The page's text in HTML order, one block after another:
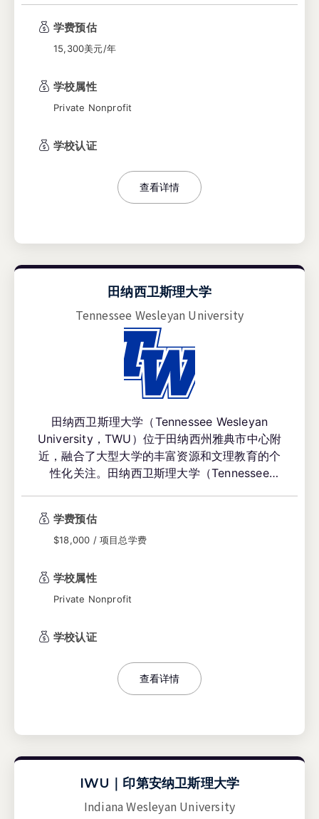
(SACSCOC) 的认证，具有授予学士、硕士和博
士学位的资格。这所大学为学生提供高质量的教
学费预估
15,300美元/年
学校属性
Private Nonprofit
学校认证
查看详情
田纳西卫斯理大学
Tennessee Wesleyan University
田纳西卫斯理大学（Tennessee Wesleyan
University，TWU）位于田纳西州雅典市中心附
近，融合了大型大学的丰富资源和文理教育的个
性化关注。田纳西卫斯理大学（Tennessee
学费预估
$18,000 / 项目总学费
学校属性
Private Nonprofit
学校认证
查看详情
IWU｜印第安纳卫斯理大学
Indiana Wesleyan University